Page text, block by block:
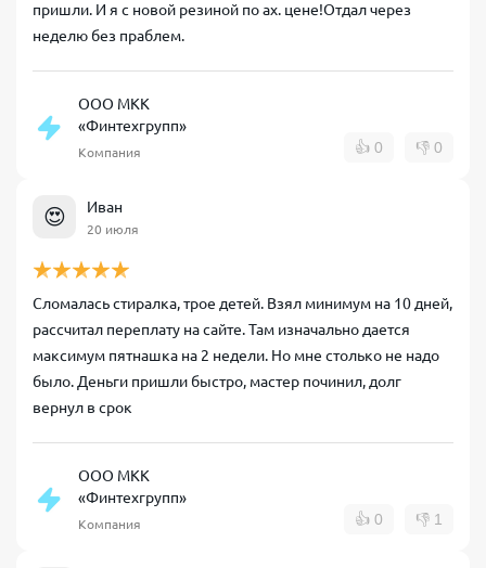
пришли. И я с новой резиной по ах. цене!Отдал через
неделю без праблем.
ООО МКК
«Финтехгрупп»
Компания 👍 0 👎 0
😍 Иван
20 июля
Сломалась стиралка, трое детей. Взял минимум на 10 дней,
рассчитал переплату на сайте. Там изначально дается
максимум пятнашка на 2 недели. Но мне столько не надо
было. Деньги пришли быстро, мастер починил, долг
вернул в срок
ООО МКК
«Финтехгрупп»
Компания 👍 0 👎 1